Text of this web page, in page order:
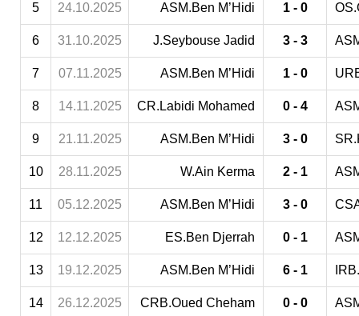
5 24.10.2025 ASM.Ben M’Hidi 1 - 0
6 31.10.2025 J.Seybouse Jadid 3 - 3
7 07.11.2025 ASM.Ben M’Hidi 1 - 0
8 14.11.2025 CR.Labidi Mohamed 0 - 4
9 21.11.2025 ASM.Ben M’Hidi 3 - 0
10 28.11.2025 W.Ain Kerma 2 - 1
11 05.12.2025 ASM.Ben M’Hidi 3 - 0
12 12.12.2025 ES.Ben Djerrah 0 - 1
13 19.12.2025 ASM.Ben M’Hidi 6 - 1
14 26.12.2025 CRB.Oued Cheham 0 - 0